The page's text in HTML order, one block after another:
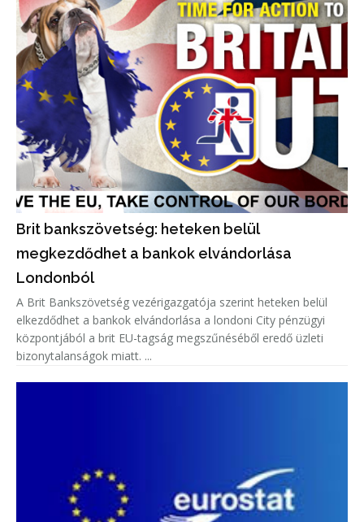
Brit bankszövetség: heteken belül
megkezdődhet a bankok elvándorlása
Londonból
A Brit Bankszövetség vezérigazgatója szerint heteken belül
elkezdődhet a bankok elvándorlása a londoni City pénzügyi
központjából a brit EU-tagság megszűnéséből eredő üzleti
bizonytalanságok miatt. ...